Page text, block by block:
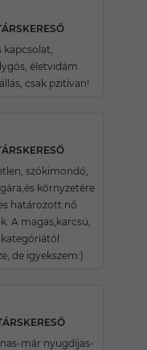
kapcsolat,
életvidám
csak pzitívan!
szókimondó,
környzetére
határozott nő
A magas,karcsú,
de igyekszem:)
már nyugdíjas-